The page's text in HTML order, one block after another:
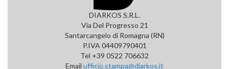
DIARKOS S.R.L.
Via Del Progresso 21
Santarcangelo di Romagna (RN)
P.IVA 04409790401
Tel +39 0522 706632
Email ufficio.stampa@diarkos.it